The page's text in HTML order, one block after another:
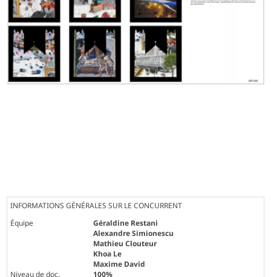
INFORMATIONS GÉNÉRALES SUR LE CONCURRENT
Équipe
Géraldine Restani
Alexandre Simionescu
Mathieu Clouteur
Khoa Le
Maxime David
Niveau de doc.
100%